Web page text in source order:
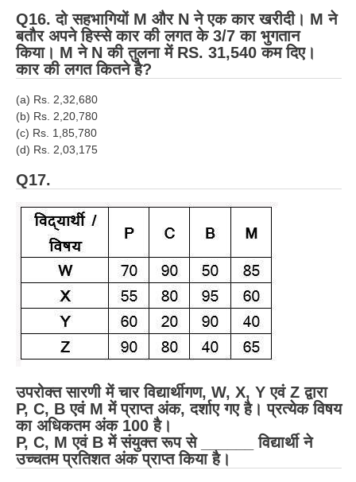
Q16. दो सहभागियों M और N ने एक कार खरीदी। M ने
बतौर अपने हिस्से कार की लगत के 3/7 का भुगतान
किया। M ने N की तुलना में RS. 31,540 कम दिए।
कार की लगत कितने है?
(a) Rs. 2,32,680
(b) Rs. 2,20,780
(c) Rs. 1,85,780
(d) Rs. 2,03,175
Q17.
उपरोक्त सारणी में चार विद्यार्थीगण, W, X, Y एवं Z द्वारा
P, C, B एवं M में प्राप्त अंक, दर्शाए गए है। प्रत्येक विषय
का अधिकतम अंक 100 है।
P, C, M एवं B में संयुक्त रूप से ______ विद्यार्थी ने
उच्चतम प्रतिशत अंक प्राप्त किया है।